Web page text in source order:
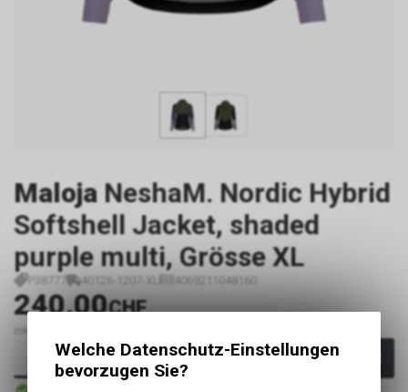
Maloja NeshaM. Nordic Hybrid
Softshell Jacket, shaded
purple multi, Grösse XL
P38777 40126-1207-XL 4069211048160
240.00CHF
inkl. MwSt., zzgl. Versandkosten
In den Warenkorb
Sofort verfügbar
Welche Datenschutz-Einstellungen
bevorzugen Sie?